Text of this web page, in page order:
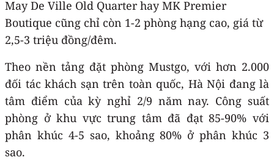
May De Ville Old Quarter hay MK Premier
Boutique cũng chỉ còn 1-2 phòng hạng cao, giá từ
2,5-3 triệu đồng/đêm.
Theo nền tảng đặt phòng Mustgo, với hơn 2.000
đối tác khách sạn trên toàn quốc, Hà Nội đang là
tâm điểm của kỳ nghỉ 2/9 năm nay. Công suất
phòng ở khu vực trung tâm đã đạt 85-90% với
phân khúc 4-5 sao, khoảng 80% ở phân khúc 3
sao.